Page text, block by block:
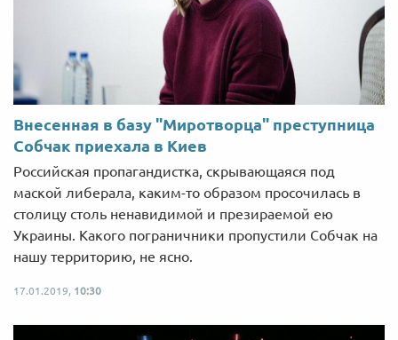
Внесенная в базу "Миротворца" преступница
Собчак приехала в Киев
Российская пропагандистка, скрывающаяся под
маской либерала, каким-то образом просочилась в
столицу столь ненавидимой и презираемой ею
Украины. Какого пограничники пропустили Собчак на
нашу территорию, не ясно.
17.01.2019, 10:30